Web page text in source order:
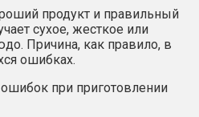
продукт и правильный
сухое, жесткое или
Причина, как правило, в
ошибках.